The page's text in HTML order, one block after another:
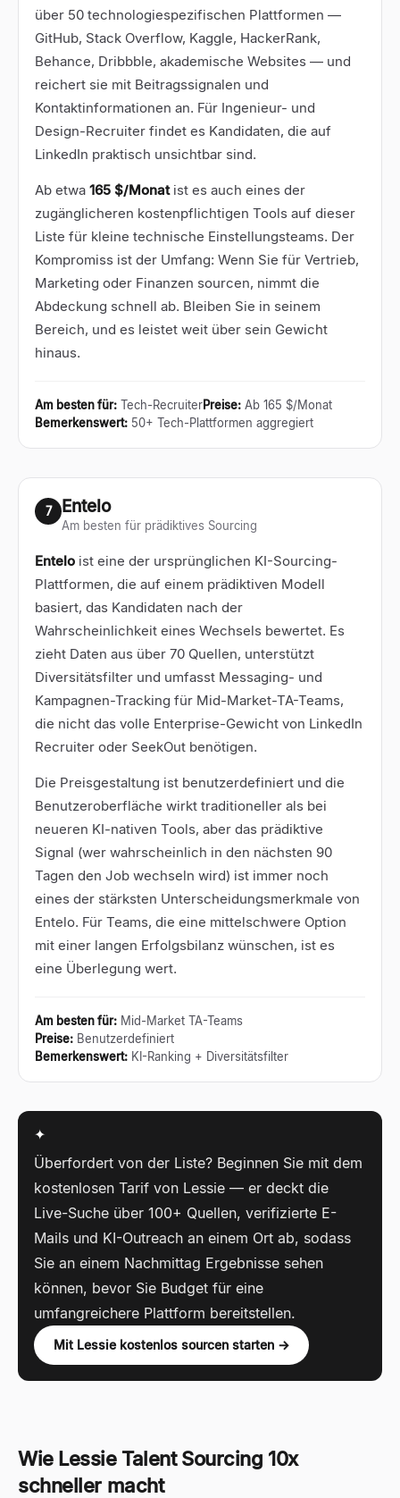
über 50 technologiespezifischen Plattformen —
GitHub, Stack Overflow, Kaggle, HackerRank,
Behance, Dribbble, akademische Websites — und
reichert sie mit Beitragssignalen und
Kontaktinformationen an. Für Ingenieur- und
Design-Recruiter findet es Kandidaten, die auf
LinkedIn praktisch unsichtbar sind.
Ab etwa 165 $/Monatist es auch eines der
zugänglicheren kostenpflichtigen Tools auf dieser
Liste für kleine technische Einstellungsteams. Der
Kompromiss ist der Umfang: Wenn Sie für Vertrieb,
Marketing oder Finanzen sourcen, nimmt die
Abdeckung schnell ab. Bleiben Sie in seinem
Bereich, und es leistet weit über sein Gewicht
hinaus.
Am besten für: Tech-RecruiterPreise: Ab 165 $/Monat
Bemerkenswert: 50+ Tech-Plattformen aggregiert
7 Entelo
Am besten für prädiktives Sourcing
Entelo ist eine der ursprünglichen KI-Sourcing-
Plattformen, die auf einem prädiktiven Modell
basiert, das Kandidaten nach der
Wahrscheinlichkeit eines Wechsels bewertet. Es
zieht Daten aus über 70 Quellen, unterstützt
Diversitätsfilter und umfasst Messaging- und
Kampagnen-Tracking für Mid-Market-TA-Teams,
die nicht das volle Enterprise-Gewicht von LinkedIn
Recruiter oder SeekOut benötigen.
Die Preisgestaltung ist benutzerdefiniert und die
Benutzeroberfläche wirkt traditioneller als bei
neueren KI-nativen Tools, aber das prädiktive
Signal (wer wahrscheinlich in den nächsten 90
Tagen den Job wechseln wird) ist immer noch
eines der stärksten Unterscheidungsmerkmale von
Entelo. Für Teams, die eine mittelschwere Option
mit einer langen Erfolgsbilanz wünschen, ist es
eine Überlegung wert.
Am besten für: Mid-Market TA-Teams
Preise: Benutzerdefiniert
Bemerkenswert: KI-Ranking + Diversitätsfilter
✦
Überfordert von der Liste? Beginnen Sie mit dem
kostenlosen Tarif von Lessie — er deckt die
Live-Suche über 100+ Quellen, verifizierte E-
Mails und KI-Outreach an einem Ort ab, sodass
Sie an einem Nachmittag Ergebnisse sehen
können, bevor Sie Budget für eine
umfangreichere Plattform bereitstellen.
Mit Lessie kostenlos sourcen starten →
Wie Lessie Talent Sourcing 10x
schneller macht